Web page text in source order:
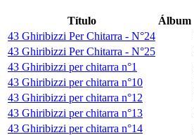
Título Álbum
43 Ghiribizzi Per Chitarra - N°24
43 Ghiribizzi Per Chitarra - N°25
43 Ghiribizzi per chitarra n°1
43 Ghiribizzi per chitarra n°10
43 Ghiribizzi per chitarra n°12
43 Ghiribizzi per chitarra n°13
43 Ghiribizzi per chitarra n°14